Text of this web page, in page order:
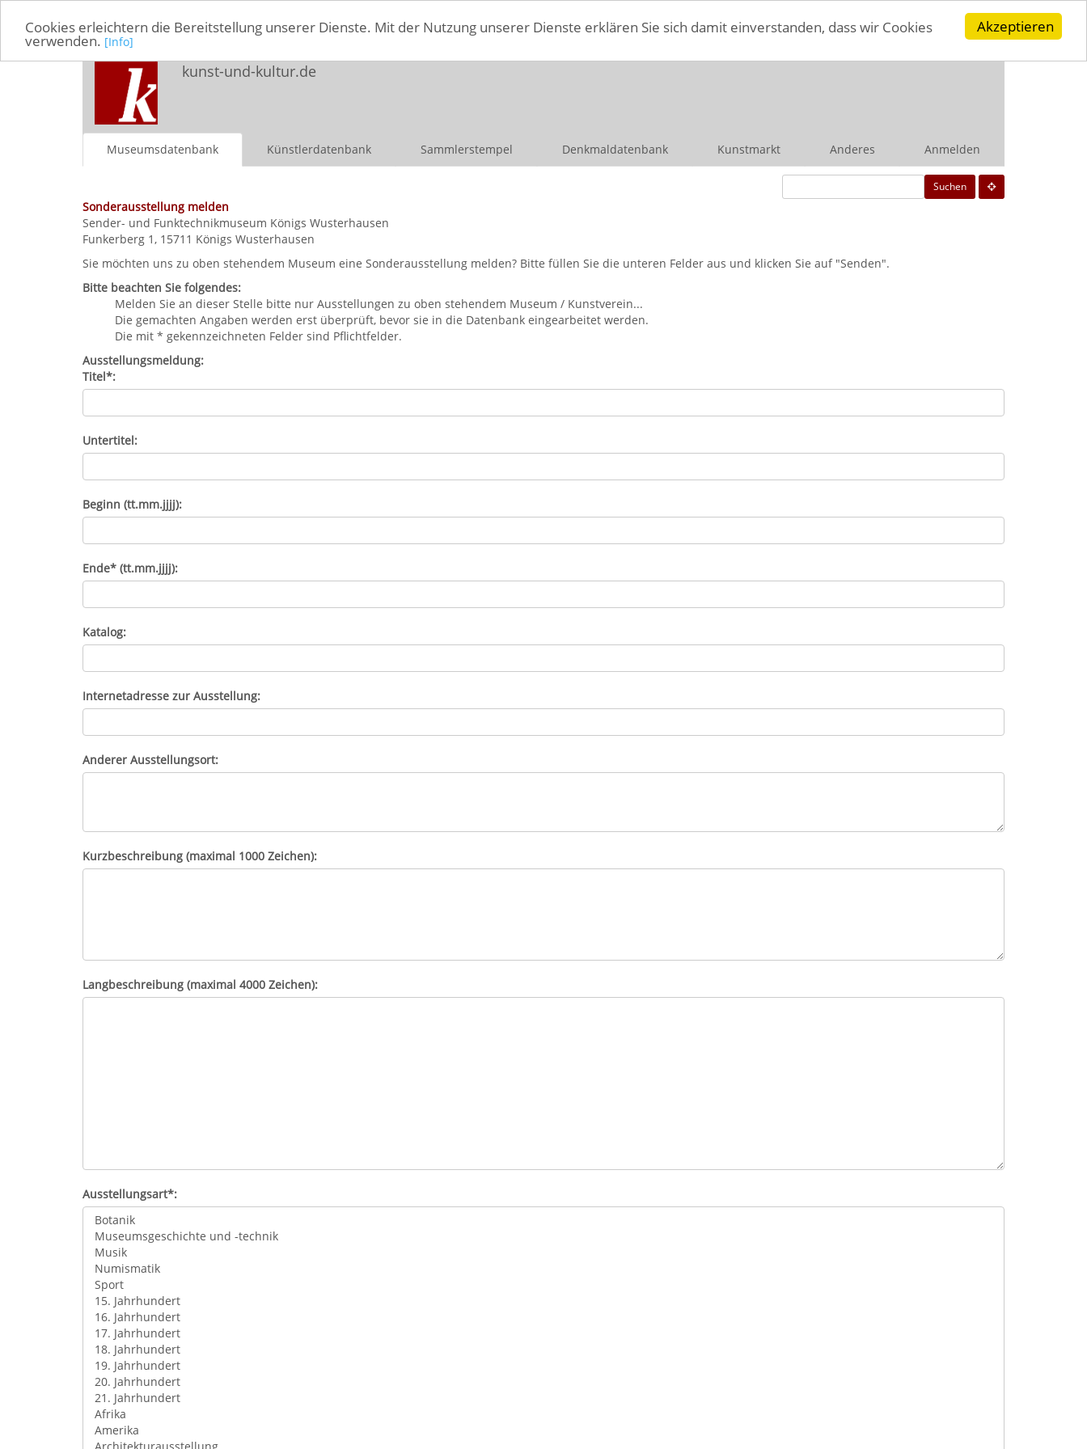
Akzeptieren
Cookies erleichtern die Bereitstellung unserer Dienste. Mit der Nutzung unserer Dienste erklären Sie sich damit einverstanden, dass wir Cookies
verwenden. [Info]
kunst-und-kultur.de
Museumsdatenbank Künstlerdatenbank Sammlerstempel Denkmaldatenbank Kunstmarkt Anderes Anmelden
Suchen
Sonderausstellung melden
Sender- und Funktechnikmuseum Königs Wusterhausen
Funkerberg 1, 15711 Königs Wusterhausen
Sie möchten uns zu oben stehendem Museum eine Sonderausstellung melden? Bitte füllen Sie die unteren Felder aus und klicken Sie auf "Senden".
Bitte beachten Sie folgendes:
Melden Sie an dieser Stelle bitte nur Ausstellungen zu oben stehendem Museum / Kunstverein...
Die gemachten Angaben werden erst überprüft, bevor sie in die Datenbank eingearbeitet werden.
Die mit * gekennzeichneten Felder sind Pflichtfelder.
Ausstellungsmeldung:
Titel*:
Untertitel:
Beginn (tt.mm.jjjj):
Ende* (tt.mm.jjjj):
Katalog:
Internetadresse zur Ausstellung:
Anderer Ausstellungsort:
Kurzbeschreibung (maximal 1000 Zeichen):
Langbeschreibung (maximal 4000 Zeichen):
Ausstellungsart*: